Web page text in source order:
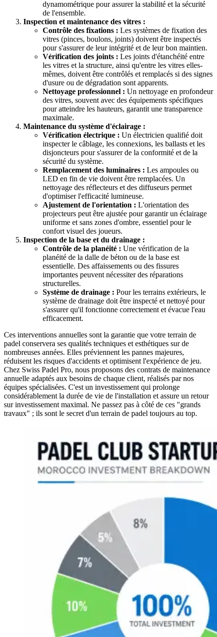
dynamométrique pour assurer la stabilité et la sécurité
de l'ensemble.
Inspection et maintenance des vitres :
Contrôle des fixations : Les systèmes de fixation des
vitres (pinces, boulons, joints) doivent être inspectés
pour s'assurer de leur intégrité et de leur bon maintien.
Vérification des joints : Les joints d'étanchéité entre
les vitres et la structure, ainsi qu'entre les vitres elles-
mêmes, doivent être contrôlés et remplacés si des signes
d'usure ou de dégradation sont apparents.
Nettoyage professionnel : Un nettoyage en profondeur
des vitres, souvent avec des équipements spécifiques
pour atteindre les hauteurs, garantit une transparence
maximale.
Maintenance du système d'éclairage :
Vérification électrique : Un électricien qualifié doit
inspecter le câblage, les connexions, les ballasts et les
disjoncteurs pour s'assurer de la conformité et de la
sécurité du système.
Remplacement des luminaires : Les ampoules ou
LED en fin de vie doivent être remplacées. Un
nettoyage des réflecteurs et des diffuseurs permet
d'optimiser l'efficacité lumineuse.
Ajustement de l'orientation : L'orientation des
projecteurs peut être ajustée pour garantir un éclairage
uniforme et sans zones d'ombre, essentiel pour le
confort visuel des joueurs.
Inspection de la base et du drainage :
Contrôle de la planéité : Une vérification de la
planéité de la dalle de béton ou de la base est
essentielle. Des affaissements ou des fissures
importantes peuvent nécessiter des réparations
structurelles.
Système de drainage : Pour les terrains extérieurs, le
système de drainage doit être inspecté et nettoyé pour
s'assurer qu'il fonctionne correctement et évacue l'eau
efficacement.
Ces interventions annuelles sont la garantie que votre terrain de
padel conservera ses qualités techniques et esthétiques sur de
nombreuses années. Elles préviennent les pannes majeures,
réduisent les risques d'accidents et optimisent l'expérience de jeu.
Chez Swiss Padel Pro, nous proposons des contrats de maintenance
annuelle adaptés aux besoins de chaque client, réalisés par nos
équipes spécialisées. C'est un investissement qui prolonge
considérablement la durée de vie de l'installation et assure un retour
sur investissement maximal. Ne passez pas à côté de ces "grands
travaux" ; ils sont le secret d'un terrain de padel toujours au top.